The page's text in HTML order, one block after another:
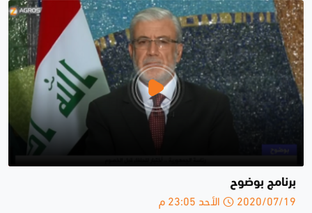
برنامج بوضوح
2020/07/19 الأحد 23:05 م